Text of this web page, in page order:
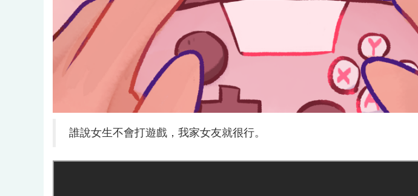
誰說女生不會打遊戲，我家女友就很行。